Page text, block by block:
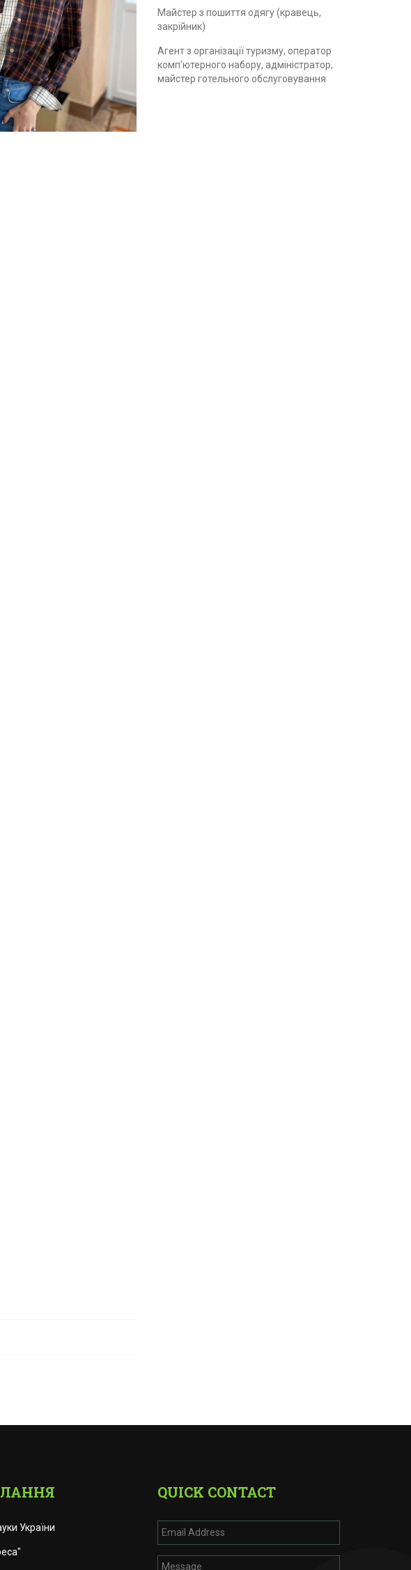
Майстер з пошиття одягу (кравець,
закрійник)
Агент з організації туризму, оператор
комп'ютерного набору, адміністратор,
майстер готельного обслуговування
України
QUICK CONTACT